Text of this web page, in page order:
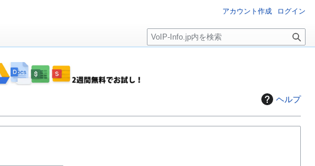
ヘルプ
アカウント作成 ログイン
検
索